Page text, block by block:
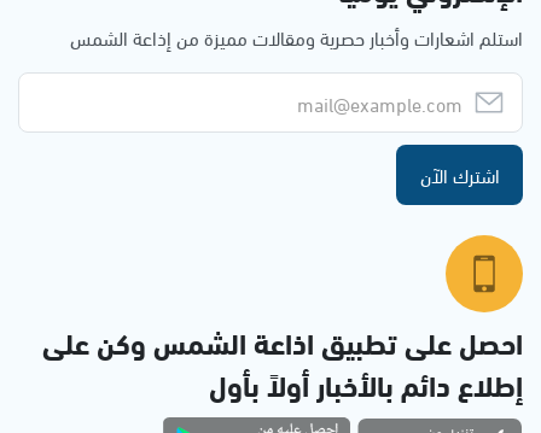
استلم اشعارات وأخبار حصرية ومقالات مميزة من إذاعة الشمس
اشترك الآن
احصل على تطبيق اذاعة الشمس وكن على
إطلاع دائم بالأخبار أولاً بأول